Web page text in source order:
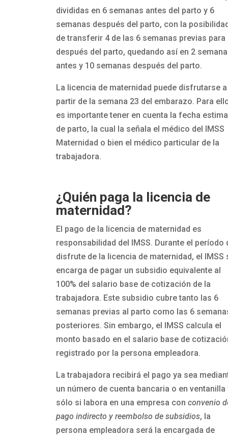
divididas en 6 semanas antes del parto y 6
semanas después del parto, con la
de transferir 4 de las 6 semanas previas para
después del parto, quedando así en 2
antes y 10 semanas después del parto.
La licencia de maternidad puede disfrutarse a
partir de la semana 23 del embarazo. Para
es importante tener en cuenta la fecha
de parto, la cual la señala el médico del IMSS
Maternidad o bien el médico particular de la
trabajadora.
¿Quién paga la licencia de
maternidad?
El pago de la licencia de maternidad es
responsabilidad del IMSS. Durante el período
disfrute de la licencia de maternidad, el IMSS
encarga de pagar un subsidio equivalente al
100% del salario base de cotización de la
trabajadora. Este subsidio cubre tanto las 6
semanas previas al parto como las 6
posteriores. Sin embargo, el IMSS calcula el
monto basado en el salario base de
registrado por la persona empleadora.
La trabajadora recibirá el pago ya sea
un número de cuenta bancaria o en ventanilla
sólo si labora en una empresa con convenio
pago indirecto y reembolso de subsidios, la
persona empleadora será la encargada de